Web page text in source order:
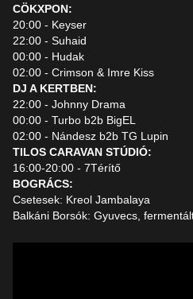
CÖKXPON:
20:00 - Keyser
22:00 - Suhaid
00:00 - Hudak
02:00 - Crimson & Imre Kiss
DJ A KERTBEN:
22:00 - Johnny Drama
00:00 - Turbo b2b BigEL
02:00 - Nándesz b2b TG Lupin
TILOS CARAVAN STÚDIÓ:
16:00-20:00 - 7Térítő
BOGRÁCS:
Csetesek: Kreol Jambalaya
Balkáni Borsók: Gyuvecs,